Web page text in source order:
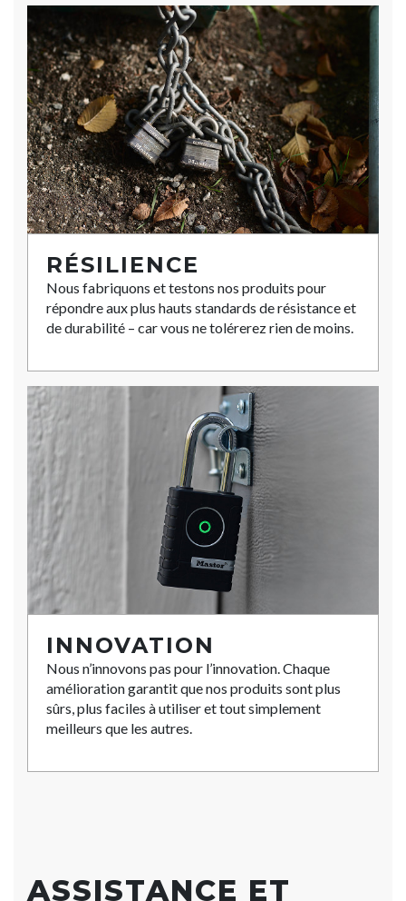
RÉSILIENCE
Nous fabriquons et testons nos produits pour
répondre aux plus hauts standards de résistance et
de durabilité – car vous ne tolérerez rien de moins.
INNOVATION
Nous n’innovons pas pour l’innovation. Chaque
amélioration garantit que nos produits sont plus
sûrs, plus faciles à utiliser et tout simplement
meilleurs que les autres.
ASSISTANCE ET